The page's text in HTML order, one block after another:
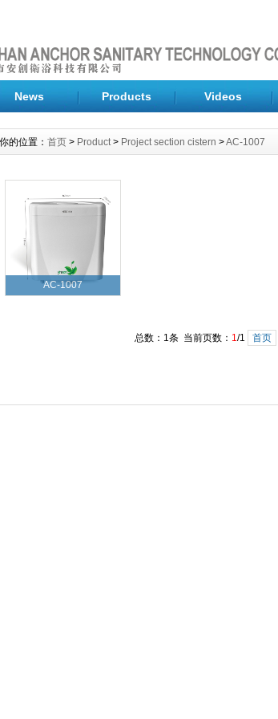
News Products Videos
你的位置： 首页 > Product> Project section cistern >AC-1007
AC-1007
总数：1条 当前页数： 1/1 首页